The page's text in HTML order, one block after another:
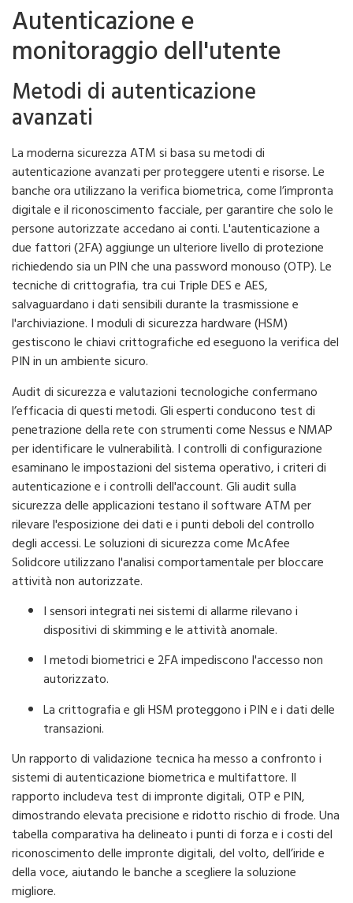
Autenticazione e
monitoraggio dell'utente
Metodi di autenticazione
avanzati
La moderna sicurezza ATM si basa su metodi di
autenticazione avanzati per proteggere utenti e risorse. Le
banche ora utilizzano la verifica biometrica, come l’impronta
digitale e il riconoscimento facciale, per garantire che solo le
persone autorizzate accedano ai conti. L'autenticazione a
due fattori (2FA) aggiunge un ulteriore livello di protezione
richiedendo sia un PIN che una password monouso (OTP). Le
tecniche di crittografia, tra cui Triple DES e AES,
salvaguardano i dati sensibili durante la trasmissione e
l'archiviazione. I moduli di sicurezza hardware (HSM)
gestiscono le chiavi crittografiche ed eseguono la verifica del
PIN in un ambiente sicuro.
Audit di sicurezza e valutazioni tecnologiche confermano
l’efficacia di questi metodi. Gli esperti conducono test di
penetrazione della rete con strumenti come Nessus e NMAP
per identificare le vulnerabilità. I controlli di configurazione
esaminano le impostazioni del sistema operativo, i criteri di
autenticazione e i controlli dell'account. Gli audit sulla
sicurezza delle applicazioni testano il software ATM per
rilevare l'esposizione dei dati e i punti deboli del controllo
degli accessi. Le soluzioni di sicurezza come McAfee
Solidcore utilizzano l'analisi comportamentale per bloccare
attività non autorizzate.
I sensori integrati nei sistemi di allarme rilevano i
dispositivi di skimming e le attività anomale.
I metodi biometrici e 2FA impediscono l'accesso non
autorizzato.
La crittografia e gli HSM proteggono i PIN e i dati delle
transazioni.
Un rapporto di validazione tecnica ha messo a confronto i
sistemi di autenticazione biometrica e multifattore. Il
rapporto includeva test di impronte digitali, OTP e PIN,
dimostrando elevata precisione e ridotto rischio di frode. Una
tabella comparativa ha delineato i punti di forza e i costi del
riconoscimento delle impronte digitali, del volto, dell’iride e
della voce, aiutando le banche a scegliere la soluzione
migliore.